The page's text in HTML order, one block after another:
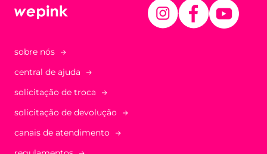
sobre nós
central de ajuda
solicitação de troca
solicitação de devolução
canais de atendimento